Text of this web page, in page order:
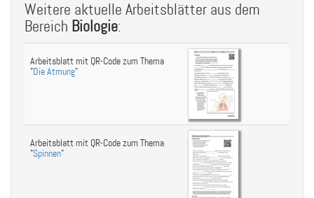
Weitere aktuelle Arbeitsblätter aus dem
Bereich Biologie:
Arbeitsblatt mit QR-Code zum Thema
"Die Atmung"
Arbeitsblatt mit QR-Code zum Thema
"Spinnen"